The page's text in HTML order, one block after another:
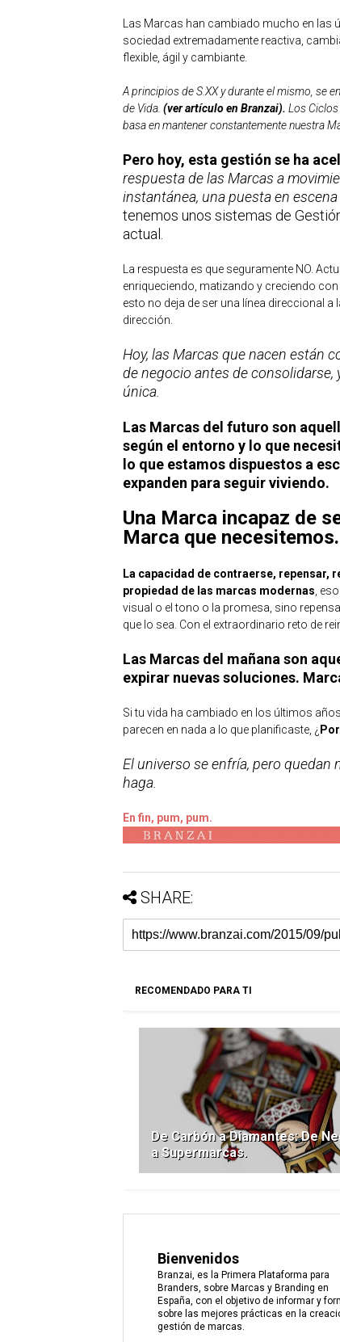
Las Marcas han cambiado mucho en las
sociedad extremadamente reactiva,
flexible, ágil y cambiante.
A principios de S.XX y durante el mismo, se
de Vida. (ver artículo en Branzai). Los Ciclos
basa en mantener constantemente nuestra
Pero hoy, esta gestión se ha
respuesta de las Marcas a
instantánea, una puesta en
tenemos unos sistemas de
actual.
La respuesta es que seguramente NO.
enriqueciendo, matizando y creciendo
esto no deja de ser una línea direccional
dirección.
Hoy, las Marcas que nacen están
de negocio antes de
única.
Las Marcas del futuro son
según el entorno y lo que
lo que estamos dispuestos a
expanden para seguir viviendo.
Una Marca incapaz de
Marca que necesitemos.
La capacidad de contraerse, repensar,
propiedad de las marcas modernas,
visual o el tono o la promesa, sino
que lo sea. Con el extraordinario reto de
Las Marcas del mañana son
expirar nuevas soluciones.
Si tu vida ha cambiado en los últimos
parecen en nada a lo que planificaste, ¿
El universo se enfría, pero
haga.
En fin, pum, pum.
SHARE:
RECOMENDADO PARA TI
De Carbón a Diamantes: De
a Supermarcas.
Bienvenidos
Branzai, es la Primera Plataforma para
Branders, sobre Marcas y Branding en
España, con el objetivo de informar y
sobre las mejores prácticas en la
gestión de marcas.